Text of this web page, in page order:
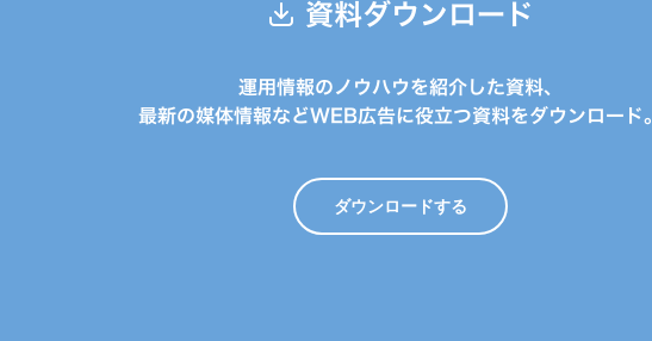
資料ダウンロード
運用情報のノウハウを紹介した資料、
最新の媒体情報などWEB広告に役立つ資料をダウンロード。
ダウンロードする